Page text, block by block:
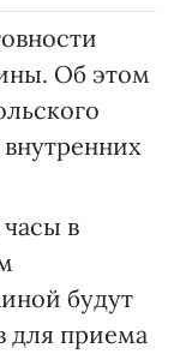
Об этом
в
будут
для приема